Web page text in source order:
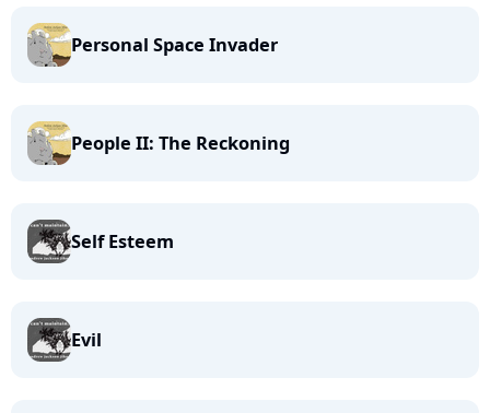
Personal Space Invader
People II: The Reckoning
Self Esteem
Evil